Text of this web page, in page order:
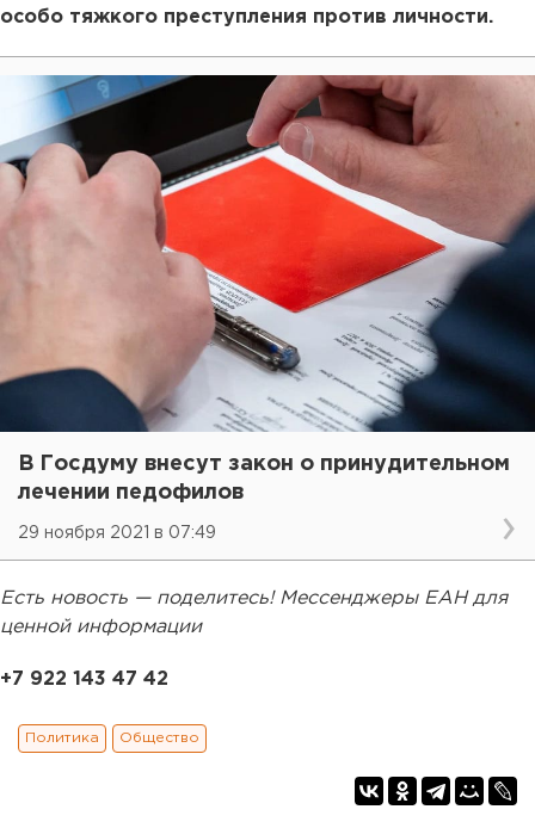
особо тяжкого преступления против личности.
В Госдуму внесут закон о принудительном
лечении педофилов
29 ноября 2021 в 07:49
Есть новость — поделитесь! Мессенджеры ЕАН для
ценной информации
+7 922 143 47 42
Политика Общество